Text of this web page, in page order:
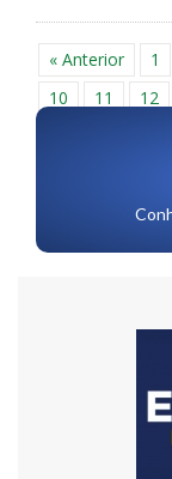
« Anterior 1
10
11 12